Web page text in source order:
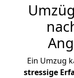
Ein Umzug
stressige